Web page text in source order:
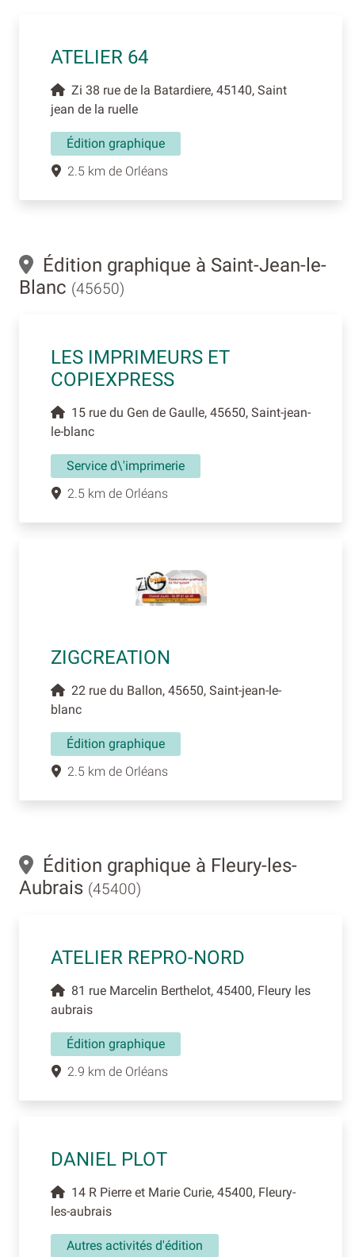
ATELIER 64
Zi 38 rue de la Batardiere, 45140, Saint
jean de la ruelle
Édition graphique
2.5 km de Orléans
Édition graphique à Saint-Jean-le-
Blanc (45650)
LES IMPRIMEURS ET
COPIEXPRESS
15 rue du Gen de Gaulle, 45650, Saint-jean-
le-blanc
Service d\'imprimerie
2.5 km de Orléans
ZIGCREATION
22 rue du Ballon, 45650, Saint-jean-le-
blanc
Édition graphique
2.5 km de Orléans
Édition graphique à Fleury-les-
Aubrais (45400)
ATELIER REPRO-NORD
81 rue Marcelin Berthelot, 45400, Fleury les
aubrais
Édition graphique
2.9 km de Orléans
DANIEL PLOT
14 R Pierre et Marie Curie, 45400, Fleury-
les-aubrais
Autres activités d'édition